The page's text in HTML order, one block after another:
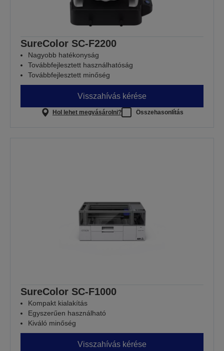
SureColor SC-F2200
Nagyobb hatékonyság
Továbbfejlesztett használhatóság
Továbbfejlesztett minőség
Visszahívás kérése
Hol lehet megvásárolni? Összehasonlítás
SureColor SC-F1000
Kompakt kialakítás
Egyszerűen használható
Kiváló minőség
Visszahívás kérése